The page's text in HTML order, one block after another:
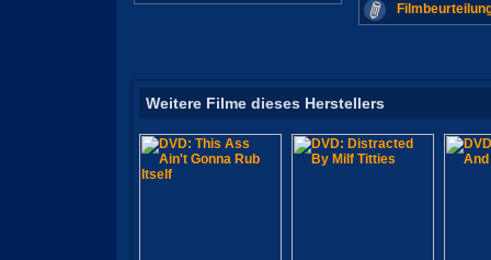
Weitere Filme dieses Herstellers